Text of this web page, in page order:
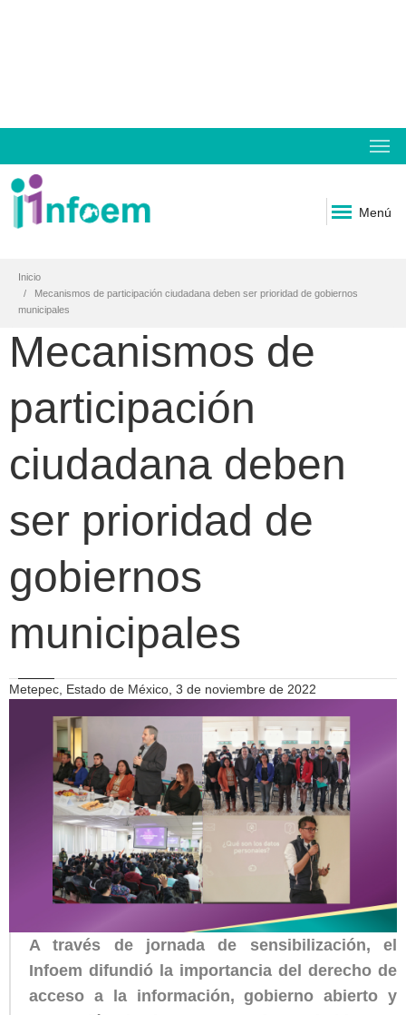
Menú
Inicio
Mecanismos de participación ciudadana deben ser prioridad de gobiernos
municipales
Mecanismos de
participación
ciudadana deben
ser prioridad de
gobiernos
municipales
Metepec, Estado de México, 3 de noviembre de 2022
A través de jornada de sensibilización, el
Infoem difundió la importancia del derecho de
acceso a la información, gobierno abierto y